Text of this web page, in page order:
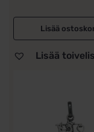
Lisää
Lisää